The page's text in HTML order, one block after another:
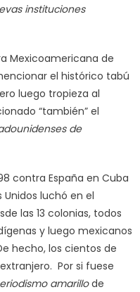
instituciones
Mexicoamericana de
el histórico tabú
luego tropieza al
“también” el
de
contra España en Cuba
luchó en el
las 13 colonias, todos
y luego mexicanos
hecho, los cientos de
Por si fuese
amarillode